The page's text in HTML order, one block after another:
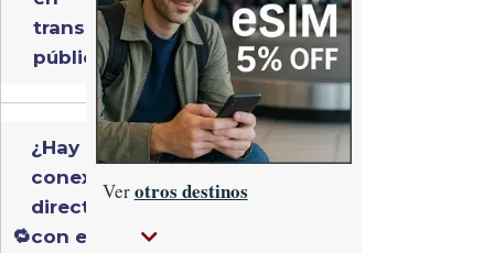
transporte
público?
🔁
¿Hay
conexión
directa
con el
Verotros destinos